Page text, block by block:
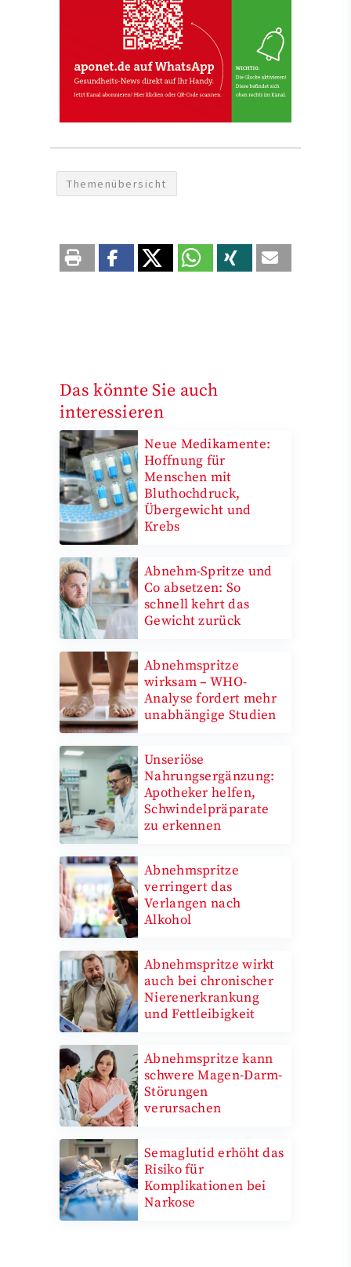
Themenübersicht
Das könnte Sie auch
interessieren
Neue Medikamente:
Hoffnung für
Menschen mit
Bluthochdruck,
Übergewicht und
Krebs
Abnehm-Spritze und
Co absetzen: So
schnell kehrt das
Gewicht zurück
Abnehmspritze
wirksam – WHO-
Analyse fordert mehr
unabhängige Studien
Unseriöse
Nahrungsergänzung:
Apotheker helfen,
Schwindelpräparate
zu erkennen
Abnehmspritze
verringert das
Verlangen nach
Alkohol
Abnehmspritze wirkt
auch bei chronischer
Nierenerkrankung
und Fettleibigkeit
Abnehmspritze kann
schwere Magen-Darm-
Störungen
verursachen
Semaglutid erhöht das
Risiko für
Komplikationen bei
Narkose